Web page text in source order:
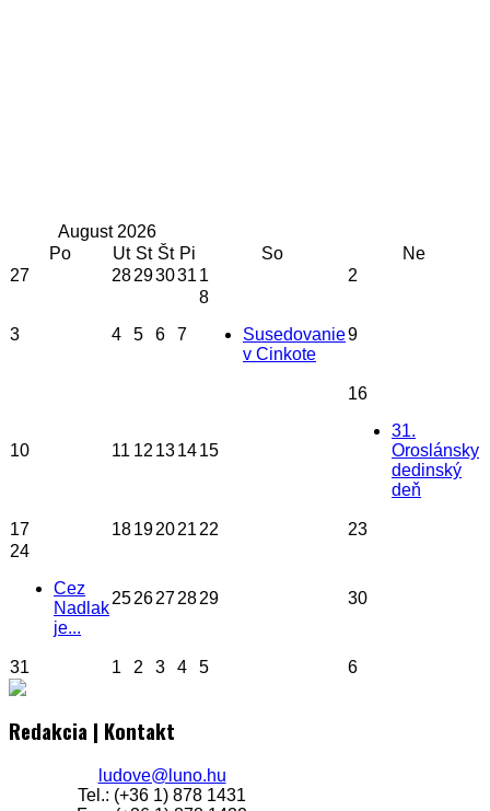
August 2026
Po
Ut St Št Pi So
Ne
27
28293031 1 2
3 4 5 6 7
8
Susedovanie
v Cinkote
9
10 11 12 131415
16
31.
Oroslánsky
dedinský
deň
17 18192021 22
23
24
Cez
Nadlak
je...
2526272829 30
31 1 2 3 4 5 6
Redakcia | Kontakt
ludove@luno.hu
Tel.: (+36 1) 878 1431